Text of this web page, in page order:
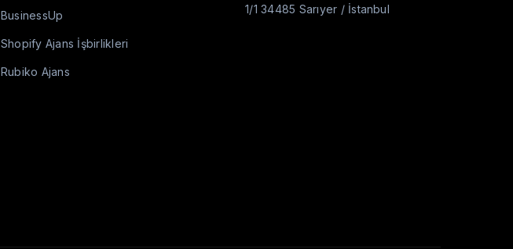
BusinessUp
Shopify Ajans İşbirlikleri
Rubiko Ajans
1/1 34485 Sarıyer / İstanbul